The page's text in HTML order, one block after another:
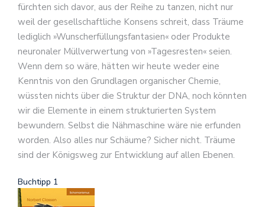
fürchten sich davor, aus der Reihe zu tanzen, nicht nur
weil der gesellschaftliche Konsens schreit, dass Träume
lediglich »Wunscherfüllungsfantasien« oder Produkte
neuronaler Müllverwertung von »Tagesresten« seien.
Wenn dem so wäre, hätten wir heute weder eine
Kenntnis von den Grundlagen organischer Chemie,
wüssten nichts über die Struktur der DNA, noch könnten
wir die Elemente in einem strukturierten System
bewundern. Selbst die Nähmaschine wäre nie erfunden
worden. Also alles nur Schäume? Sicher nicht. Träume
sind der Königsweg zur Entwicklung auf allen Ebenen.
Buchtipp 1